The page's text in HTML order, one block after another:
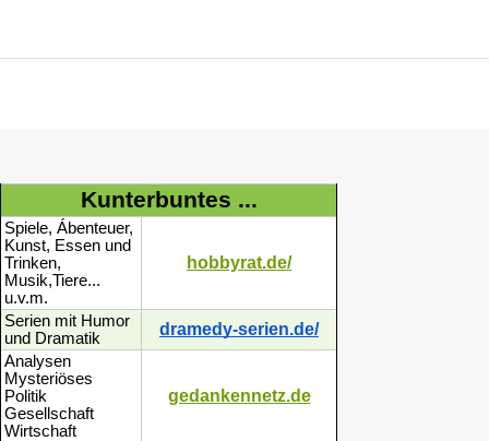
Kunterbuntes ...
Spiele, Ábenteuer,
Kunst, Essen und
Trinken,
Musik,Tiere...
u.v.m.
hobbyrat.de/
Serien mit Humor
und Dramatik
dramedy-serien.de/
Analysen
Mysteriöses
Politik
Gesellschaft
Wirtschaft
gedankennetz.de